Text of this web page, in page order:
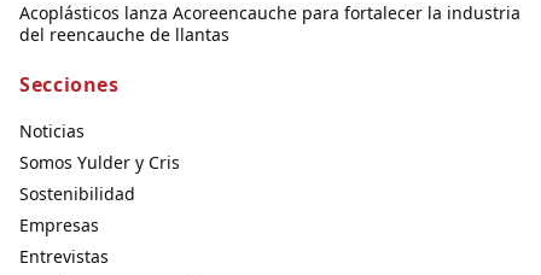
Acoplásticos lanza Acoreencauche para fortalecer la industria
del reencauche de llantas
Secciones
Noticias
Somos Yulder y Cris
Sostenibilidad
Empresas
Entrevistas